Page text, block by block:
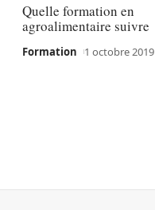
Quelle formation en
agroalimentaire suivre
Formation 1 octobre 2019